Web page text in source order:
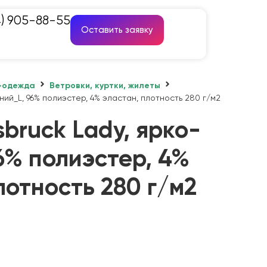
905-88-55
Оставить заявку
Ветровки, куртки, жилеты
96% полиэстер, 4% эластан, плотность 280 г/м2
Lady, ярко-
полиэстер, 4%
280 г/м2